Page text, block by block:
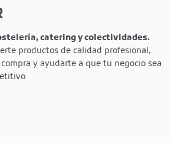
catering y colectividades.
productos de calidad profesional,
y ayudarte a que tu negocio sea